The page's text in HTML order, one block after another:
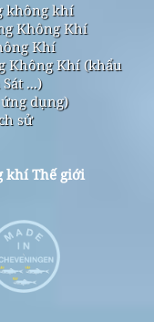
không khí
Không Khí
Khí
Không Khí (khẩu
...)
dụng)
sử
khí Thế giới